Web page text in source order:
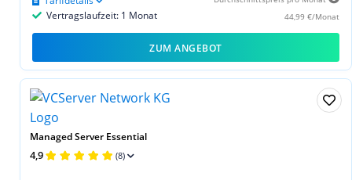
44,99 €/Monat
Vertragslaufzeit: 1 Monat
ZUM ANGEBOT
Managed Server Essential
4,9 (8)